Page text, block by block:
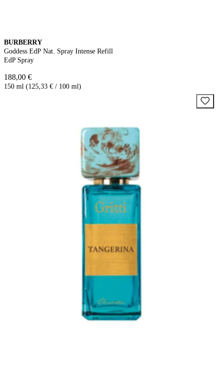
BURBERRY
Goddess EdP Nat. Spray Intense Refill
EdP Spray
188,00 €
150 ml (125,33 € / 100 ml)